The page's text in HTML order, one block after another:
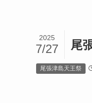
尾
2025
7/27
尾張津島天王祭